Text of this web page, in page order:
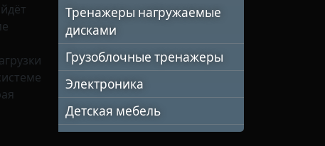
Тренажеры нагружаемые
дисками
Грузоблочные тренажеры
Электроника
Детская мебель